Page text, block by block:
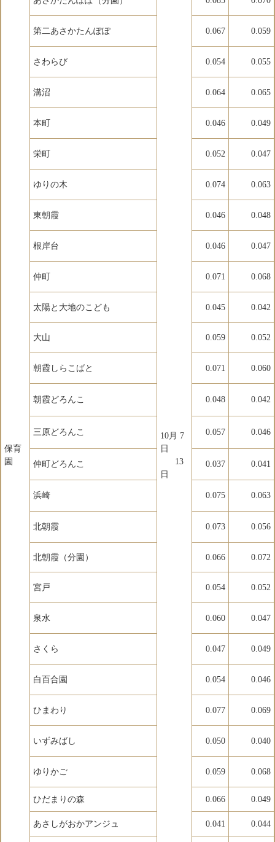
保育
園
10月 7
日
13
日
第二あさかたんぽぽ 0.067 0.059
さわらび 0.054 0.055
溝沼 0.064 0.065
本町 0.046 0.049
栄町 0.052 0.047
ゆりの木 0.074 0.063
東朝霞 0.046 0.048
根岸台 0.046 0.047
仲町 0.071 0.068
太陽と大地のこども 0.045 0.042
大山 0.059 0.052
朝霞しらこばと 0.071 0.060
朝霞どろんこ 0.048 0.042
三原どろんこ 0.057 0.046
仲町どろんこ 0.037 0.041
浜崎 0.075 0.063
北朝霞 0.073 0.056
北朝霞（分園） 0.066 0.072
宮戸 0.054 0.052
泉水 0.060 0.047
さくら 0.047 0.049
白百合園 0.054 0.046
ひまわり 0.077 0.069
いずみばし 0.050 0.040
ゆりかご 0.059 0.068
ひだまりの森 0.066 0.049
あさしがおかアンジュ 0.041 0.044